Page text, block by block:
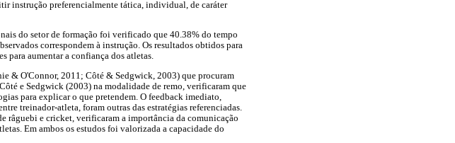
instrução preferencialmente tática, individual, de caráter
do setor de formação foi verificado que 40.38% do tempo
correspondem à instrução. Os resultados obtidos para
para aumentar a confiança dos atletas.
& O'Connor, 2011; Côté & Sedgwick, 2003) que procuram
e Sedgwick (2003) na modalidade de remo, verificaram que
para explicar o que pretendem. O feedback imediato,
treinador-atleta, foram outras das estratégias referenciadas.
râguebi e cricket, verificaram a importância da comunicação
Em ambos os estudos foi valorizada a capacidade do